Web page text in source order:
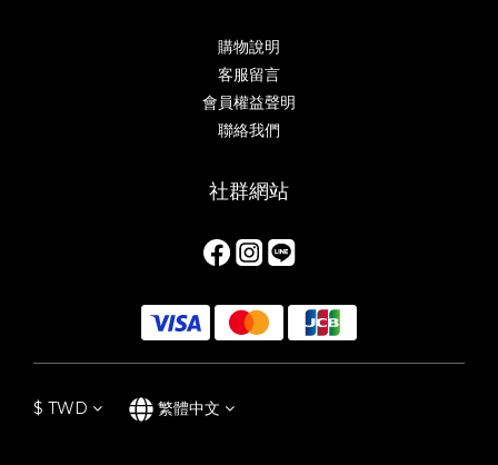
購物說明
客服留言
會員權益聲明
聯絡我們
社群網站
$ TWD 繁體中文